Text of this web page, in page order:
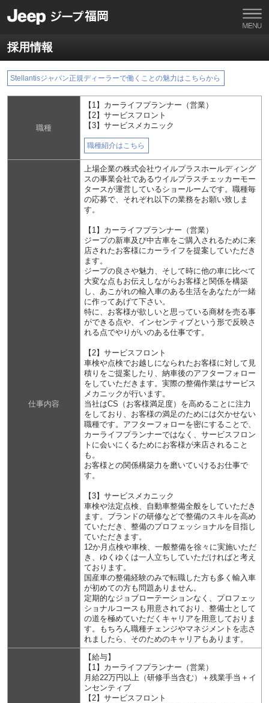
採用情報
Stellantisジャパン正規ディーラーで働くことの魅力はこちらから
職種
【1】カーライフプランナー（営業）
【2】サービスフロント
【3】サービスメカニック
職種紹介はこちら
仕事内容
上場企業の株式会社ウイルプラスホールディング
スの事業会社であるウイルプラスチェッカーモー
タースが運営しているショールームです。職種毎
の応募で、それぞれ以下の業務をお願い致しま
す。
【1】カーライフプランナー（営業）
ジープの新車及び中古車をご購入されるために来
店されたお客様にカーライフを提案していただき
ます。
ジープの良さや魅力、そして時に他の車に比べて
大変な点もお伝えしながらお客様と関係を構築
し、あこがれの輸入車のある生活をあなたが一緒
に作ってあげて下さい。
特に、お客様が欲しいと思っている商材を売る事
ができる点や、インセンティブという形で反映さ
れる点でやりがいのある仕事です。
【2】サービスフロント
車検や点検でお越しになられたお客様に対して見
積りをご提案したり、納車後のアフターフォロー
をしていただきます。実際の整備作業はサービス
メカニックが行います。
当社はCS（お客様満足度）を高めることに注力
をしており、お客様の満足のためには欠かせない
職種です。アフターフォローを密にすることで、
カーライフプランナーではなく、サービスフロン
トに会いにくるためにお客様が来店されること
も。
お客様との関係構築力を磨いていけるお仕事で
す。
【3】サービスメカニック
車検や法定点検、自動車整備全般をしていただき
ます。ブランドの研修などで整備のスキルを高め
ていただき、整備のプロフェッショナルを目指し
ていただきます。
12か月点検や車検、一般整備を徐々に実施いただ
き、ゆくゆくは一人立ちしていただければと考え
ております。
国産車の整備経験のみで転職した方も多く輸入車
が初めての方も問題ありません。
定期的なジョブローテーションなく、プロフェッ
ショナルコースも用意されており、整備士として
の道を極めていただくキャリアを用意しておりま
す。もちろん職種チェンジやマネジメントを志さ
れましたら、そのためのキャリアもあります。
【給与】
【1】カーライフプランナー（営業）
月給22万円以上（研修手当含む）＋残業手当＋イ
ンセンティブ
【2】サービスフロント